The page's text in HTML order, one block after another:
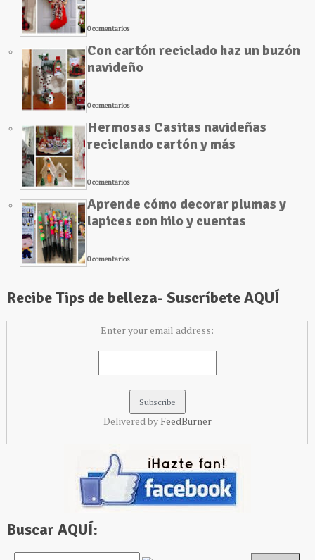
0 comentarios
Con cartón reciclado haz un buzón
navideño
0 comentarios
Hermosas Casitas navideñas
reciclando cartón y más
0 comentarios
Aprende cómo decorar plumas y
lapices con hilo y cuentas
0 comentarios
Recibe Tips de belleza- Suscríbete AQUÍ
Enter your email address:
Delivered by FeedBurner
Buscar AQUÍ: